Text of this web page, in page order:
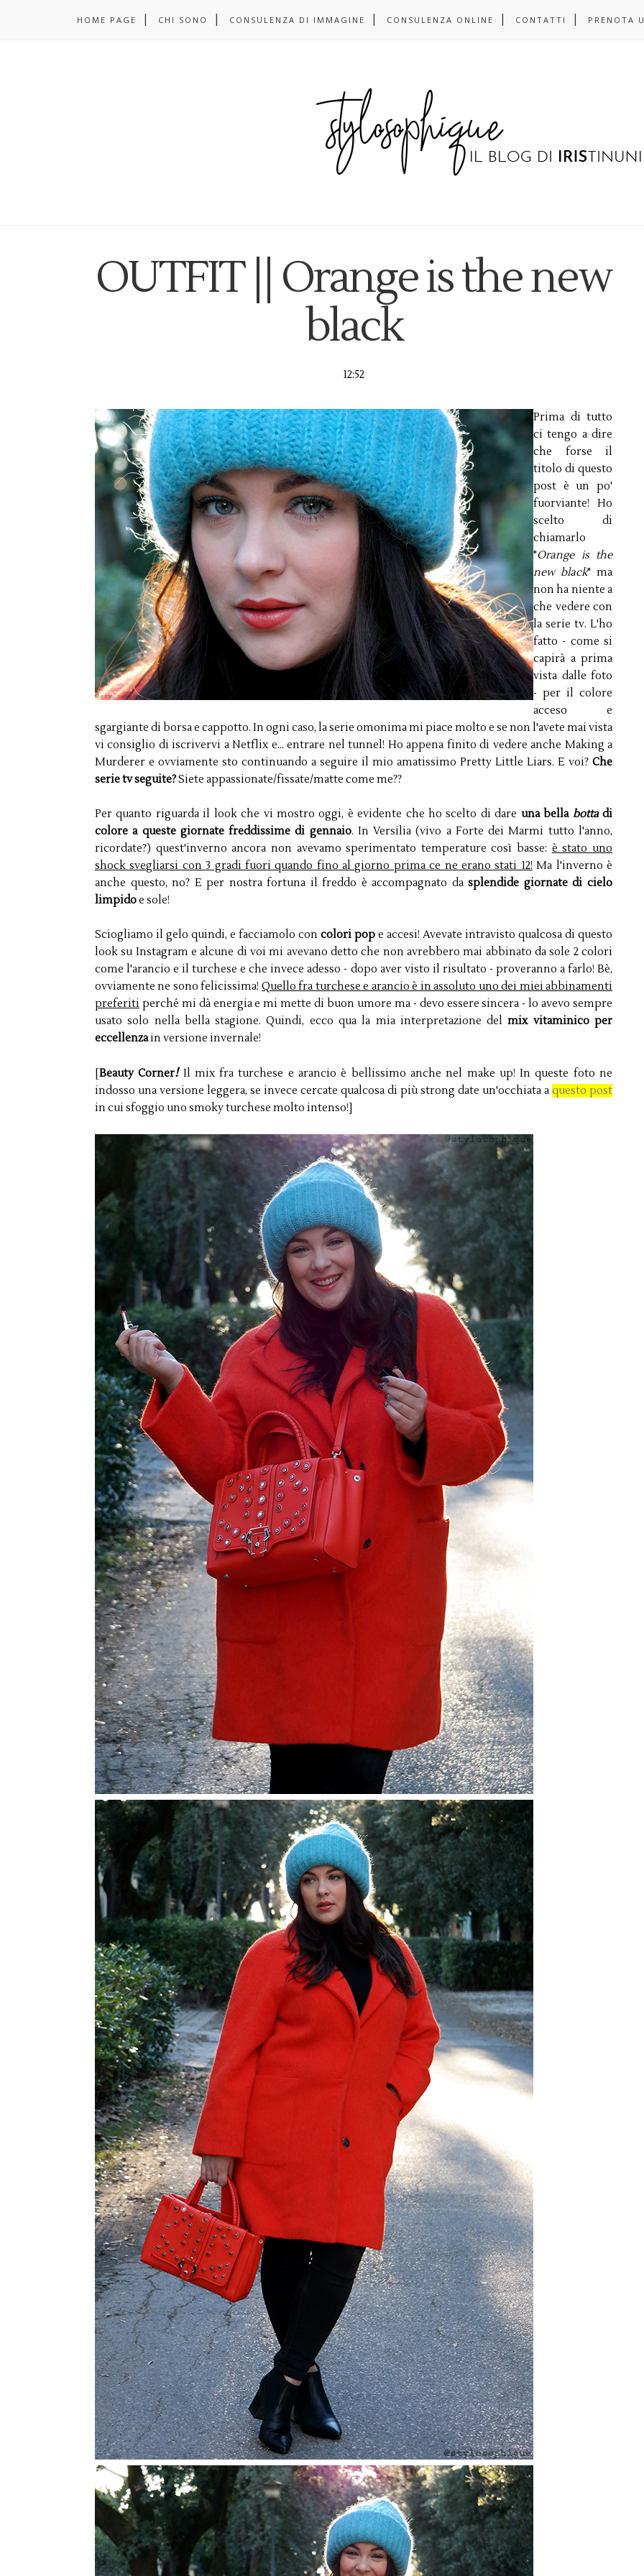
HOME PAGE CHI SONO CONSULENZA DI IMMAGINE CONSULENZA ONLINE CONTATTI PRENOTA
OUTFIT || Orange is the new
black
12:52
Prima di tutto
ci tengo a dire
che forse il
titolo di questo
post è un po'
fuorviante! Ho
scelto di
chiamarlo
"Orange is the
new black" ma
non ha niente a
che vedere con
la serie tv. L'ho
fatto - come si
capirà a prima
vista dalle foto
- per il colore
acceso e
sgargiante di borsa e cappotto. In ogni caso, la serie omonima mi piace molto e se non l'avete mai vista
vi consiglio di iscrivervi a Netflix e... entrare nel tunnel! Ho appena finito di vedere anche Making a
Murderer e ovviamente sto continuando a seguire il mio amatissimo Pretty Little Liars. E voi? Che
serie tv seguite?Siete appassionate/fissate/matte come me??
Per quanto riguarda il look che vi mostro oggi, è evidente che ho scelto di dare una bella bottadi
colore a queste giornate freddissime di gennaio. In Versilia (vivo a Forte dei Marmi tutto l'anno,
ricordate?) quest'inverno ancora non avevamo sperimentato temperature così basse: è stato uno
shock svegliarsi con 3 gradi fuori quando fino al giorno prima ce ne erano stati 12! Ma l'inverno è
anche questo, no? E per nostra fortuna il freddo è accompagnato dasplendide giornate di cielo
limpidoe sole!
Sciogliamo il gelo quindi, e facciamolo con colori pop e accesi! Avevate intravisto qualcosa di questo
look su Instagram e alcune di voi mi avevano detto che non avrebbero mai abbinato da sole 2 colori
come l'arancio e il turchese e che invece adesso - dopo aver visto il risultato - proveranno a farlo! Bè,
ovviamente ne sono felicissima! Quello fra turchese e arancio è in assoluto uno dei miei abbinamenti
preferiti perché mi dà energia e mi mette di buon umore ma - devo essere sincera - lo avevo sempre
usato solo nella bella stagione. Quindi, ecco qua la mia interpretazione delmix vitaminico per
eccellenzain versione invernale!
[Beauty Corner!Il mix fra turchese e arancio è bellissimo anche nel make up! In queste foto ne
indosso una versione leggera, se invece cercate qualcosa di più strong date un'occhiata a questo post
in cui sfoggio uno smoky turchese molto intenso!]